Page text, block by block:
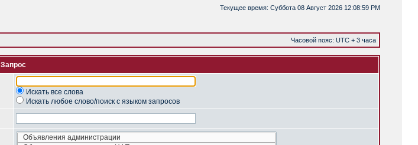
Текущее время: Суббота 08 Август 2026 12:08:59 PM
Часовой пояс: UTC + 3 часа
Запрос
Искать все слова
Искать любое слово/поиск с языком запросов